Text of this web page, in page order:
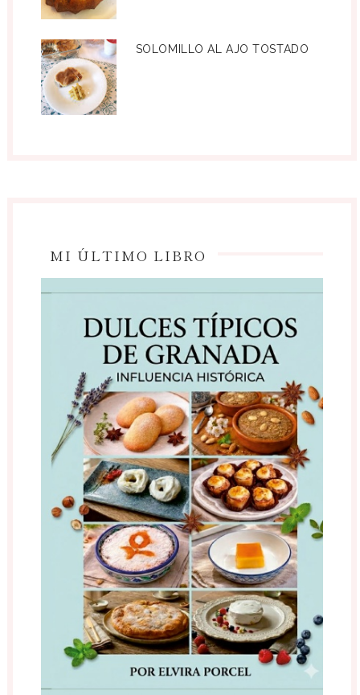
SOLOMILLO AL AJO TOSTADO
MI ÚLTIMO LIBRO